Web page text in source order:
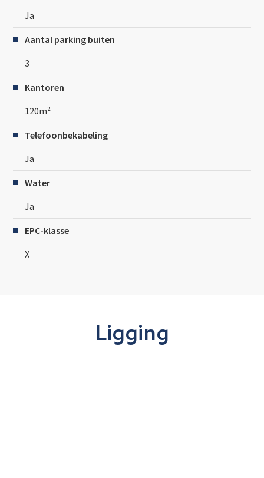
Ja
Aantal parking buiten
3
Kantoren
120m²
Telefoonbekabeling
Ja
Water
Ja
EPC-klasse
X
Ligging